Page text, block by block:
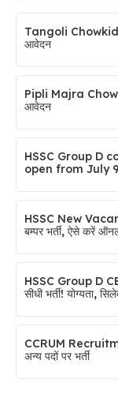
Tangoli
आवेदन
Pipli Majra
आवेदन
HSSC Group D
open from July
HSSC New
बम्पर भर्ती, ऐसे करें
HSSC Group D
सीधी भर्ती! योग्यता,
CCRUM
अन्य पदों पर भर्ती